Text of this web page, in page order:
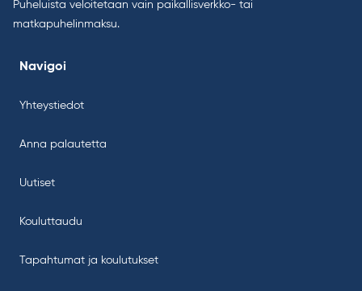
Puheluista veloitetaan vain paikallisverkko- tai
matkapuhelinmaksu.
Navigoi
Yhteystiedot
Anna palautetta
Uutiset
Kouluttaudu
Tapahtumat ja koulutukset